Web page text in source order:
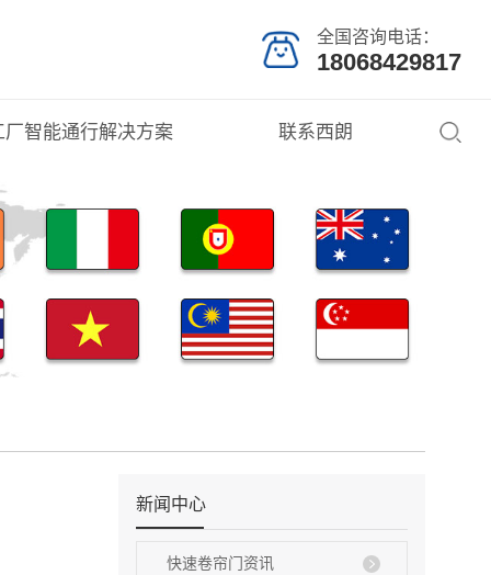
全国咨询电话：
18068429817
厂智能通行解决方案 联系西朗
新闻中心
快速卷帘门资讯